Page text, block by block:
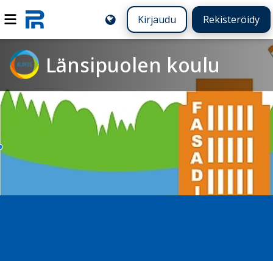
Kirjaudu Rekisteröidy
Länsipuolen koulu